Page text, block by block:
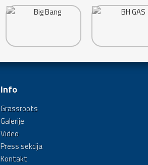
Info
Grassroots
Galerije
Video
Press sekcija
Kontakt